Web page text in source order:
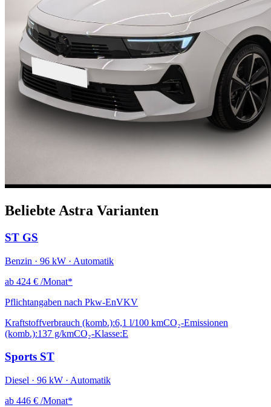
Beliebte Astra Varianten
ST GS
Benzin · 96 kW · Automatik
ab 424 € /Monat*
Pflichtangaben nach Pkw-EnVKV
Kraftstoffverbrauch (komb.):6,1 l/100 kmCO₂-Emissionen
(komb.):137 g/kmCO₂-Klasse:E
Sports ST
Diesel · 96 kW · Automatik
ab 446 € /Monat*